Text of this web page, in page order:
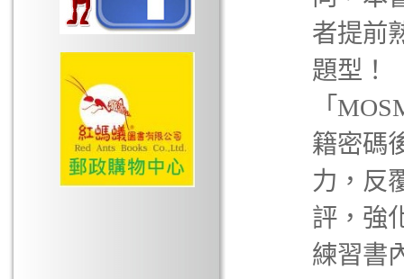
者提前
題型！
「
籍密碼
力，反
評，強
練習書